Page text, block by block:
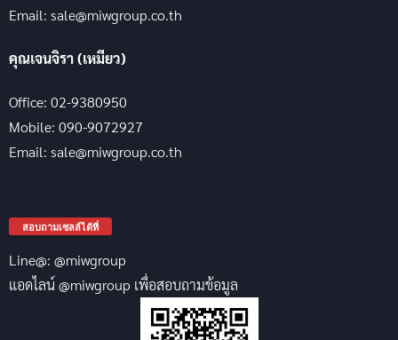
Email: sale@miwgroup.co.th
คุณเจนจิรา (เหมียว)
Office: 02-9380950
Mobile: 090-9072927
Email: sale@miwgroup.co.th
สอบถามเซลล์ได้ที่
Line@: @miwgroup
แอดไลน์ @miwgroup เพื่อสอบถามข้อมูล